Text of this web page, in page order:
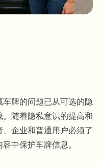
牌的问题已从可选的隐
随着隐私意识的提高和
企业和普通用户必须了
中保护车牌信息。